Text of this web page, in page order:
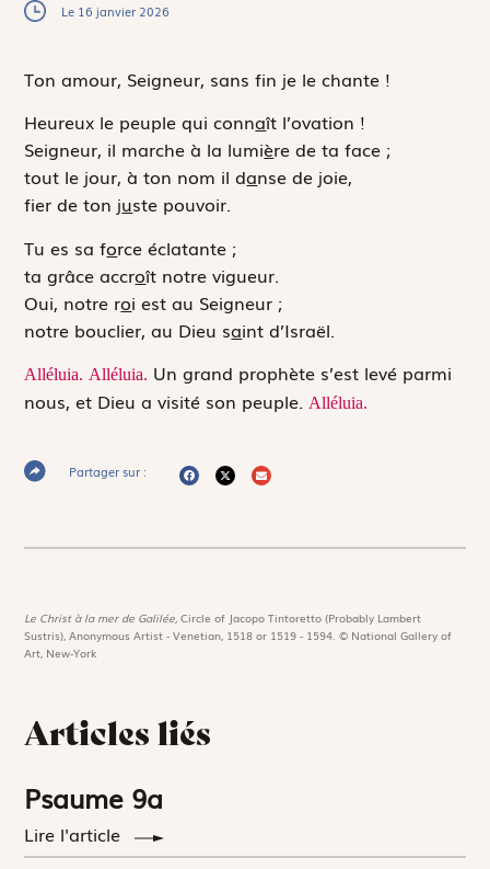
Le 16 janvier 2026
Ton amour, Seigneur, sans fin je le chante !
Heureux le peuple qui connaît l’ovation !
Seigneur, il marche à la lumière de ta face ;
tout le jour, à ton nom il danse de joie,
fier de ton juste pouvoir.
Tu es sa force éclatante ;
ta grâce accroît notre vigueur.
Oui, notre roi est au Seigneur ;
notre bouclier, au Dieu saint d’Israël.
Alléluia. Alléluia. Un grand prophète s’est levé parmi
nous, et Dieu a visité son peuple.Alléluia.
Partager sur :
Le Christ à la mer de Galilée,Circle of Jacopo Tintoretto (Probably Lambert
Sustris), Anonymous Artist - Venetian, 1518 or 1519 - 1594. © National Gallery of
Art, New-York
Articles liés
Psaume 9a
Lire l'article